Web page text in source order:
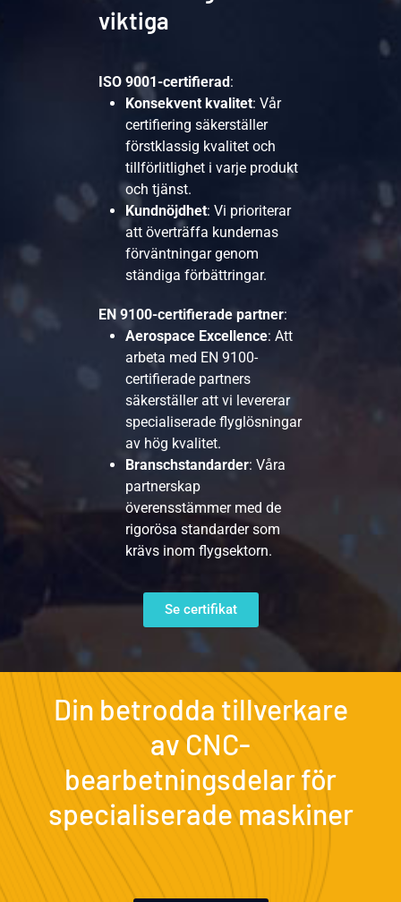
viktiga
ISO 9001-certifierad :
Konsekvent kvalitet: Vår
certifiering säkerställer
förstklassig kvalitet och
tillförlitlighet i varje produkt
och tjänst.
Kundnöjdhet: Vi prioriterar
att överträffa kundernas
förväntningar genom
ständiga förbättringar.
EN 9100-certifierade partner:
Aerospace Excellence: Att
arbeta med EN 9100-
certifierade partners
säkerställer att vi levererar
specialiserade flyglösningar
av hög kvalitet.
Branschstandarder: Våra
partnerskap
överensstämmer med de
rigorösa standarder som
krävs inom flygsektorn.
Se certifikat
Din betrodda tillverkare
av CNC-
bearbetningsdelar för
specialiserade maskiner